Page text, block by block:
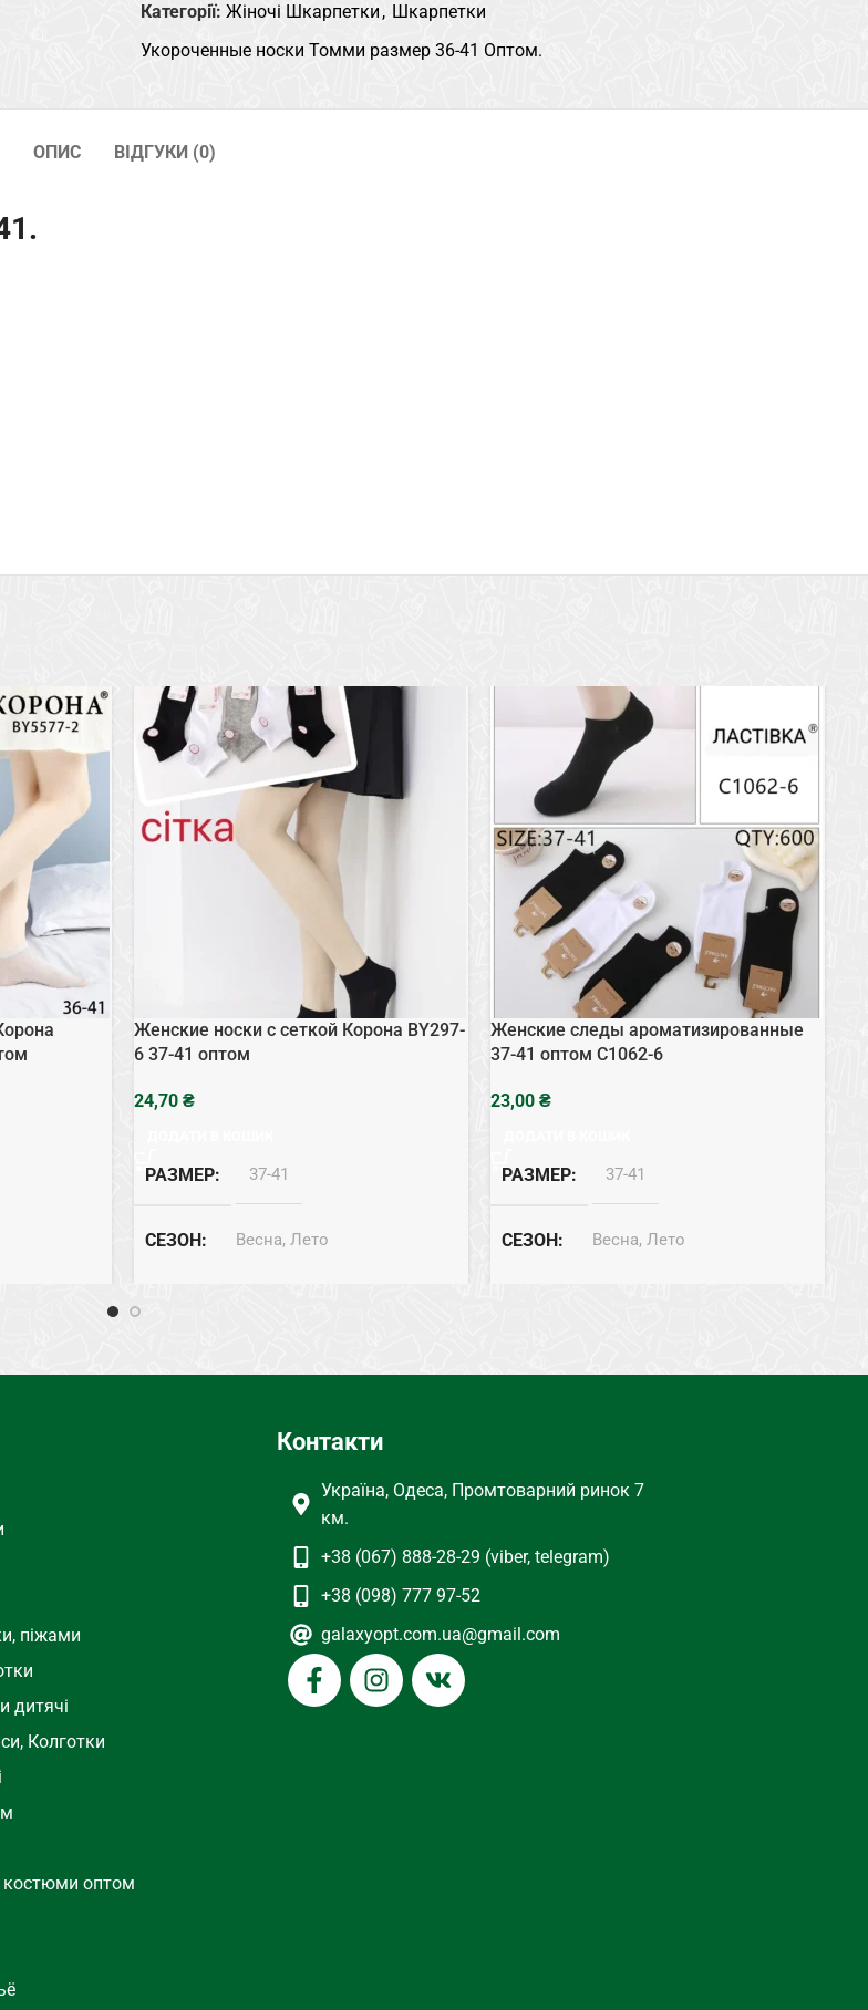
Категорії: Жіночі Шкарпетки , Шкарпетки
Укороченные носки Томми размер 36-41 Оптом.
ОПИС ВІДГУКИ (0)
Женские носки с сеткой Корона BY297-
6 37-41 оптом
₴
РАЗМЕР 37-41
СЕЗОН Весна, Лето
Женские следы ароматизированные
37-41 оптом C1062-6
₴
РАЗМЕР 37-41
СЕЗОН Весна, Лето
ТИП Следы
піжами
дитячі
Колготки
костюми оптом
Контакти
Україна, Одеса, Промтоварний ринок 7
км.
+38 (067) 888-28-29 (viber, telegram)
+38 (098) 777 97-52
galaxyopt.com.ua@gmail.com